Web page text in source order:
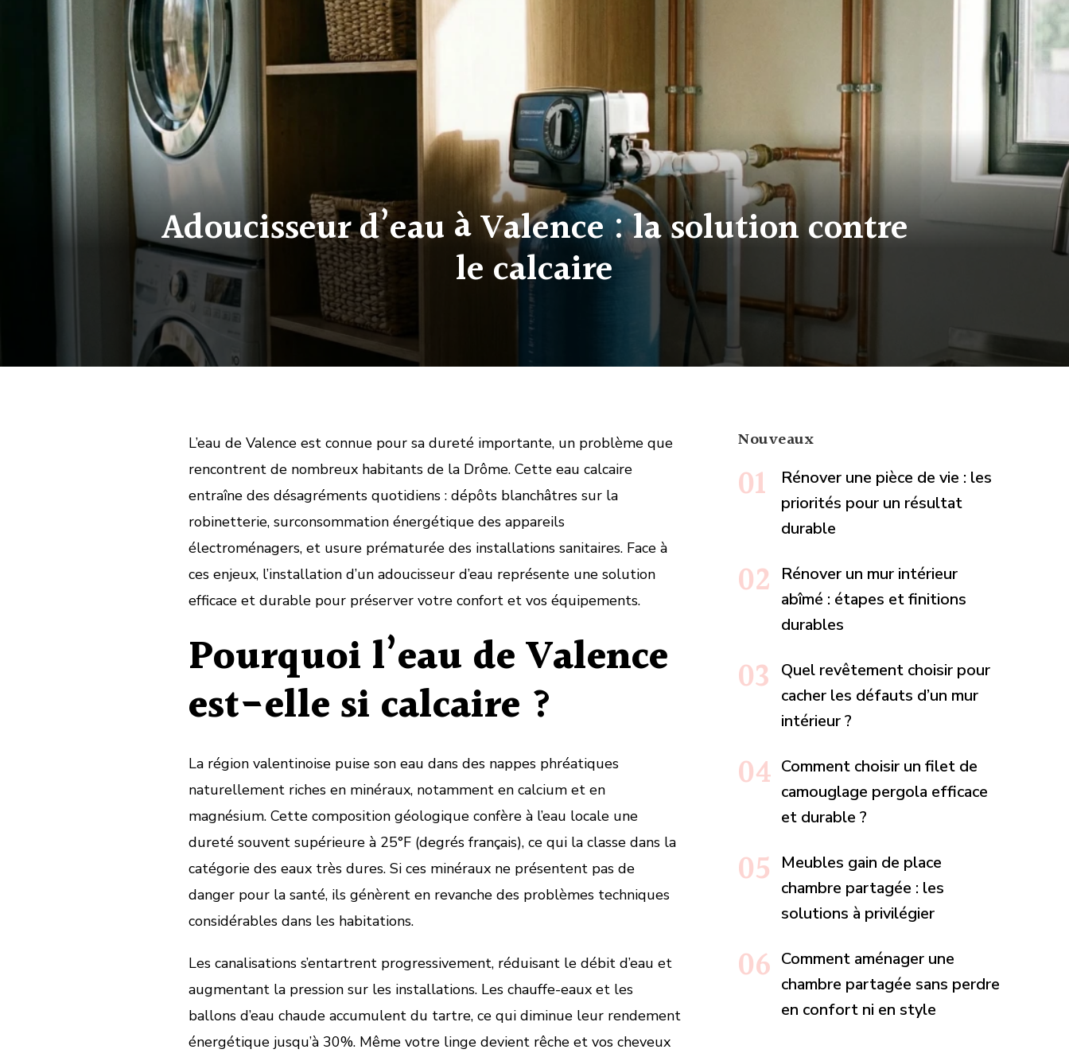
Adoucisseur d’eau à Valence : la solution contre
le calcaire
L’eau de Valence est connue pour sa dureté importante, un problème que
rencontrent de nombreux habitants de la Drôme. Cette eau calcaire
entraîne des désagréments quotidiens : dépôts blanchâtres sur la
robinetterie, surconsommation énergétique des appareils
électroménagers, et usure prématurée des installations sanitaires. Face à
ces enjeux, l’installation d’un adoucisseur d’eau représente une solution
efficace et durable pour préserver votre confort et vos équipements.
Pourquoi l’eau de Valence
est-elle si calcaire ?
La région valentinoise puise son eau dans des nappes phréatiques
naturellement riches en minéraux, notamment en calcium et en
magnésium. Cette composition géologique confère à l’eau locale une
dureté souvent supérieure à 25°F (degrés français), ce qui la classe dans la
catégorie des eaux très dures. Si ces minéraux ne présentent pas de
danger pour la santé, ils génèrent en revanche des problèmes techniques
considérables dans les habitations.
Les canalisations s’entartrent progressivement, réduisant le débit d’eau et
augmentant la pression sur les installations. Les chauffe-eaux et les
ballons d’eau chaude accumulent du tartre, ce qui diminue leur rendement
énergétique jusqu’à 30%. Même votre linge devient rêche et vos cheveux
Nouveaux
Rénover une pièce de vie : les
priorités pour un résultat
durable
Rénover un mur intérieur
abîmé : étapes et finitions
durables
Quel revêtement choisir pour
cacher les défauts d’un mur
intérieur ?
Comment choisir un filet de
camouglage pergola efficace
et durable ?
Meubles gain de place
chambre partagée : les
solutions à privilégier
Comment aménager une
chambre partagée sans perdre
en confort ni en style